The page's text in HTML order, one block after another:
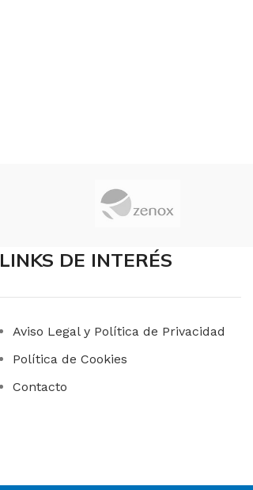
LINKS DE INTERÉS
Aviso Legal y Política de Privacidad
Política de Cookies
Contacto